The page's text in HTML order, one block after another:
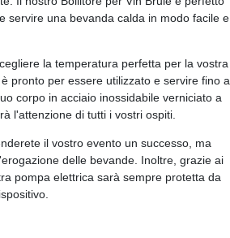
servire una bevanda calda in modo facile e
la temperatura perfetta per la vostra
pronto per essere utilizzato e servire fino a
corpo in acciaio inossidabile verniciato a
l'attenzione di tutti i vostri ospiti.
il vostro evento un successo, ma
delle bevande. Inoltre, grazie ai
pompa elettrica sarà sempre protetta da